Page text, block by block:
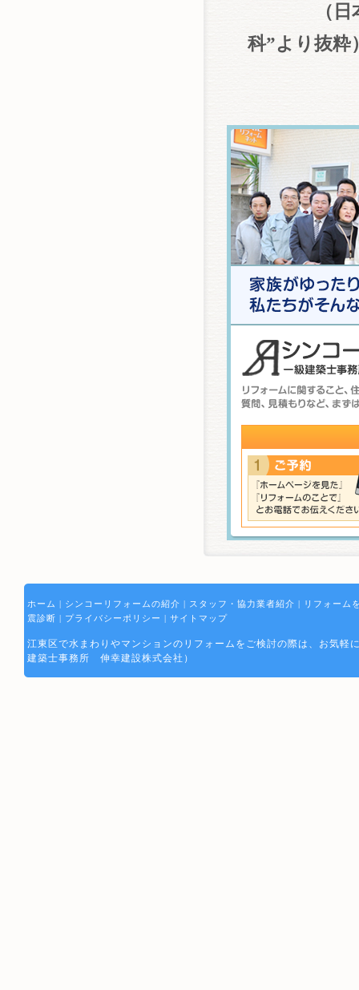
（日本木
科”より抜粋
ホーム | シンコーリフォームの紹介 | スタッフ・協力業者紹介 | リフォーム
震診断 | プライバシーポリシー | サイトマップ
江東区で水まわりやマンションのリフォームをご検討の際は、お気
建築士事務所 伸幸建設株式会社）